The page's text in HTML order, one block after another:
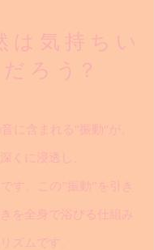
は 気 持 ち い
ろ う？
に含まれる"振動"が、
くに浸透し、
す。この”振動”を引き
を全身で浴びる仕組み
ズムです。